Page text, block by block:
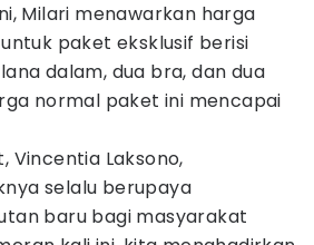
Milari menawarkan harga
paket eksklusif berisi
dalam, dua bra, dan dua
normal paket ini mencapai
Vincentia Laksono,
selalu berupaya
baru bagi masyarakat